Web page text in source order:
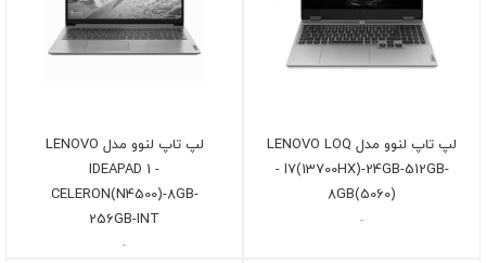
لپ تاپ لنوو مدل LENOVO LOQ
- I7(13700HX)-24GB-512GB-
8GB(5060)
-
لپ تاپ لنوو مدل LENOVO
IDEAPAD 1 -
CELERON(N4500)-8GB-
256GB-INT
-